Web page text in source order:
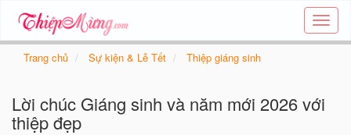
Tạo
thiệp
các
chủ
Trang chủ Sự kiện & Lễ Tết Thiệp giáng sinh
Lời chúc Giáng sinh và năm mới 2026 với
thiệp đẹp